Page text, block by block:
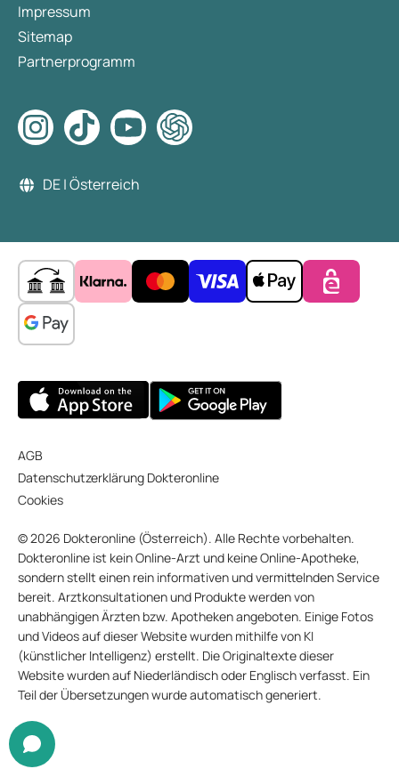
Impressum
Sitemap
Partnerprogramm
DE | Österreich
AGB
Datenschutzerklärung Dokteronline
Cookies
© 2026 Dokteronline (Österreich). Alle Rechte vorbehalten.
Dokteronline ist kein Online-Arzt und keine Online-Apotheke,
sondern stellt einen rein informativen und vermittelnden Service
bereit. Arztkonsultationen und Produkte werden von
unabhängigen Ärzten bzw. Apotheken angeboten. Einige Fotos
und Videos auf dieser Website wurden mithilfe von KI
(künstlicher Intelligenz) erstellt. Die Originaltexte dieser
Website wurden auf Niederländisch oder Englisch verfasst. Ein
Teil der Übersetzungen wurde automatisch generiert.